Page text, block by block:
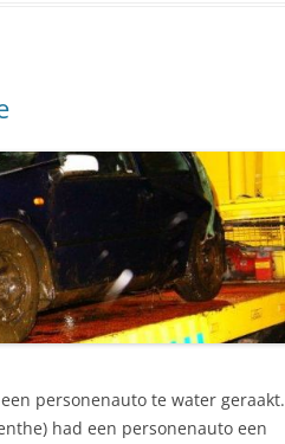
personenauto te water geraakt.
had een personenauto een